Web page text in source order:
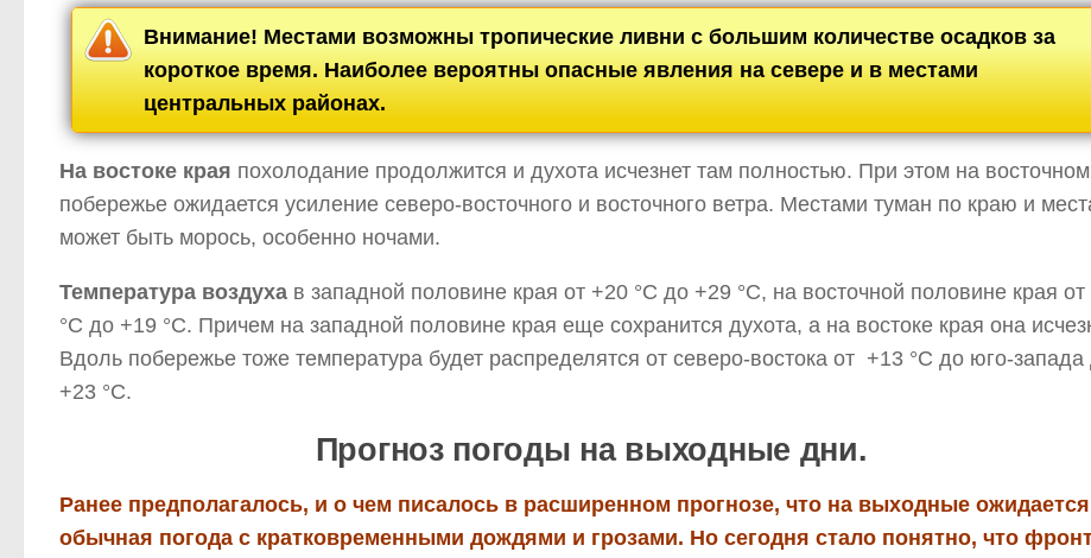
Внимание! Местами возможны тропические ливни с большим количестве осадков за
короткое время. Наиболее вероятны опасные явления на севере и в местами
центральных районах.
На востоке края похолодание продолжится и духота исчезнет там полностью. При этом на восточном
побережье ожидается усиление северо-восточного и восточного ветра. Местами туман по краю и
может быть морось, особенно ночами.
Температура воздуха в западной половине края от +20 °С до +29 °С, на восточной половине края от
°С до +19 °С. Причем на западной половине края еще сохранится духота, а на востоке края она
Вдоль побережье тоже температура будет распределятся от северо-востока от +13 °С до юго-запада
+23 °С.
Прогноз погоды на выходные дни.
Ранее предполагалось, и о чем писалось в расширенном прогнозе, что на выходные ожидается
обычная погода с кратковременными дождями и грозами. Но сегодня стало понятно, что